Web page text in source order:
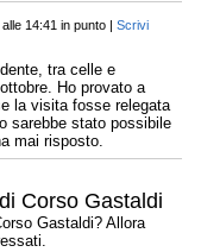
14:41 in punto |Scrivi
tra celle e
Ho provato a
la visita fosse relegata
sarebbe stato possibile
mai risposto.
Corso Gastaldi
Gastaldi? Allora